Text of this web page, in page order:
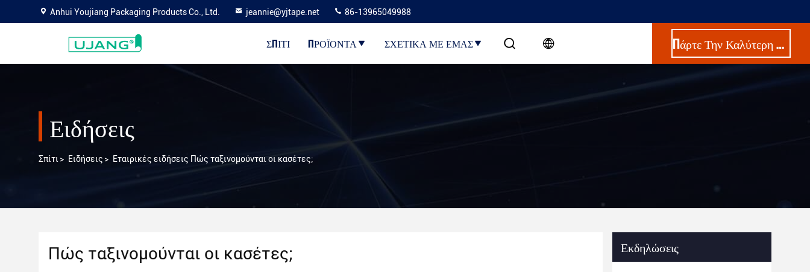
Anhui Youjiang Packaging Products Co., Ltd. jeannie@yjtape.net 86-13965049988
ΣΠΊΤΙ ΠΡΟΪΌΝΤΑ ΣΧΕΤΙΚΆ ΜΕ ΕΜΆΣ Πάρτε Την Καλύτερη Τιμή
Ειδήσεις
Σπίτι > Ειδήσεις > Εταιρικές ειδήσεις Πώς ταξινομούνται οι κασέτες;
Πώς ταξινομούνται οι κασέτες; Εκδηλώσεις